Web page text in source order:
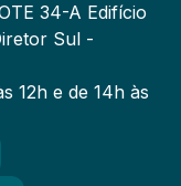
34-A Edifício
Sul -
12h e de 14h às